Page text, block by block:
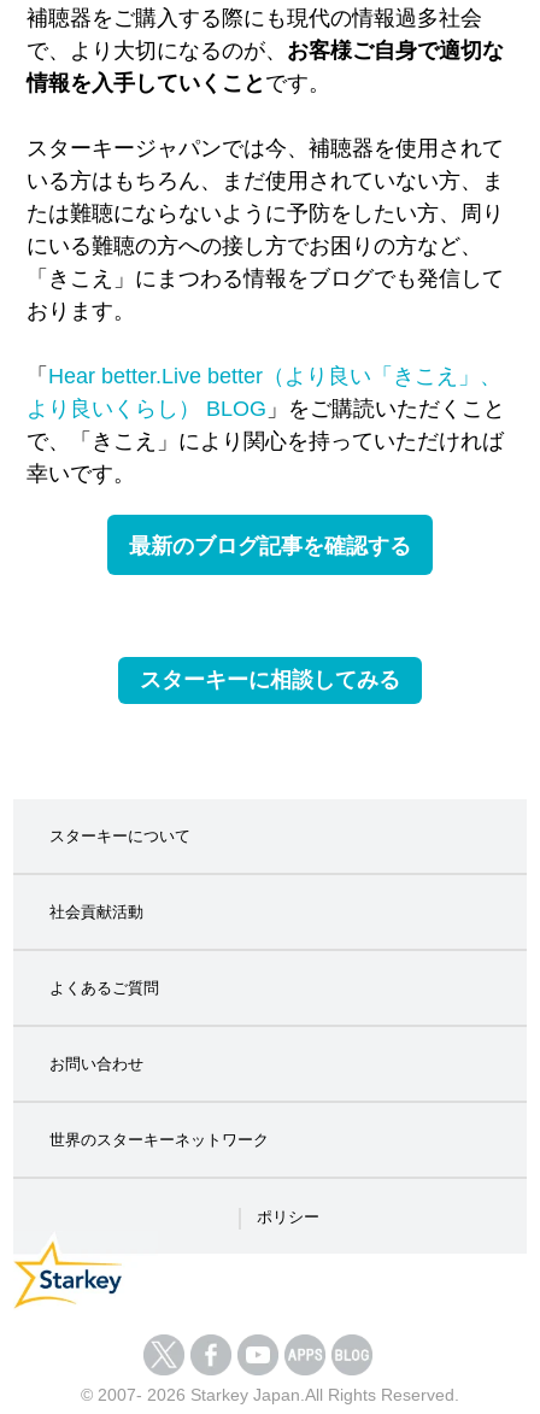
補聴器をご購入する際にも現代の情報過多社会
で、
より大切になるのが、 お客様ご自身で適切な
情報を入手していくこと です。
スターキージャパンでは今、補聴器を使用されて
いる方はもちろん、
まだ使用されていない方、ま
たは難聴にならないように予防をしたい方、
周り
にいる難聴の方への接し方でお困りの方など、
「きこえ」にまつわる情報をブログでも発信して
おります。
「 Hear better.Live better（より良い「きこえ」、
より良いくらし） BLOG 」をご購読いただくこと
で、
「きこえ」により関心を持っていただければ
幸いです。
最新のブログ記事を確認する
スターキーに相談してみる
スターキーについて
社会貢献活動
よくあるご質問
お問い合わせ
世界のスターキーネットワーク
ポリシー
© 2007- 2026 Starkey Japan.All Rights Reserved.